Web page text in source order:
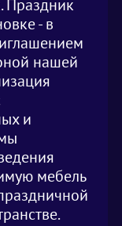
Праздник
- в
нашей
и
мебель